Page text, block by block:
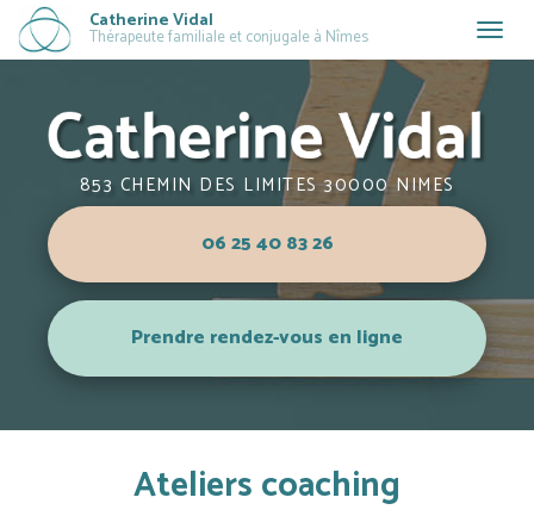
Aller
au
Catherine Vidal
Thérapeute familiale et conjugale à Nîmes
853 CHEMIN DES LIMITES 30000 NIMES
06 25 40 83 26
Prendre rendez-vous en ligne
Ateliers coaching